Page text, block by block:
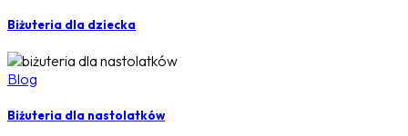
Biżuteria dla dziecka
Blog
Biżuteria dla nastolatków